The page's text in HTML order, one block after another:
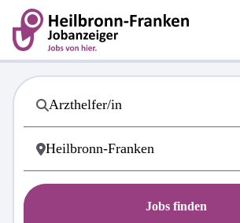
Jobs finden